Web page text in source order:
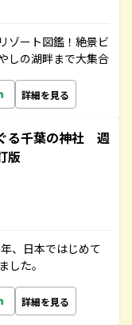
ゾート図鑑！絶景ビ
しの湖畔まで大集合
詳細を見る
る千葉の神社 週
版
、日本ではじめて
した。
詳細を見る